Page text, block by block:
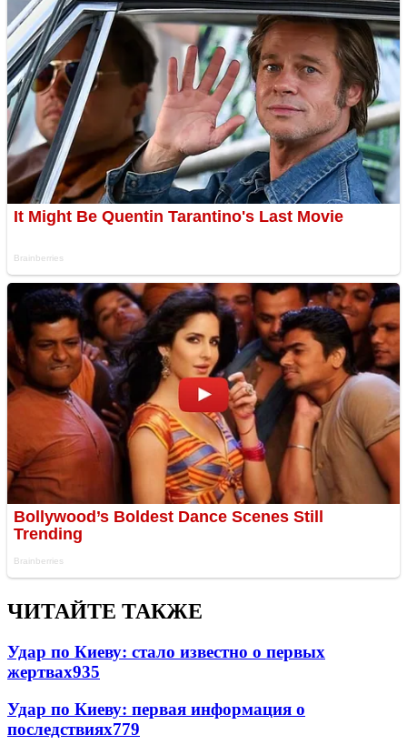
ЧИТАЙТЕ ТАКЖЕ
Удар по Киеву: стало известно о первых
жертвах935
Удар по Киеву: первая информация о
последствиях779